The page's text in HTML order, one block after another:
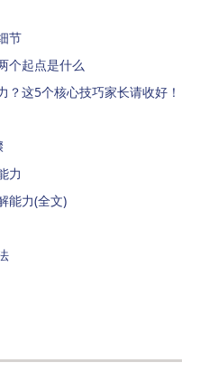
节
个起点是什么
这5个核心技巧家长请收好！
力
能力(全文)